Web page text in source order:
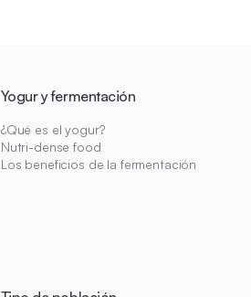
Yogur y fermentación
¿Qué es el yogur?
Nutri-dense food
Los beneficios de la fermentación